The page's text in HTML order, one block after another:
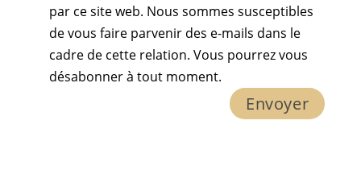
par ce site web. Nous sommes susceptibles
de vous faire parvenir des e-mails dans le
cadre de cette relation. Vous pourrez vous
désabonner à tout moment.